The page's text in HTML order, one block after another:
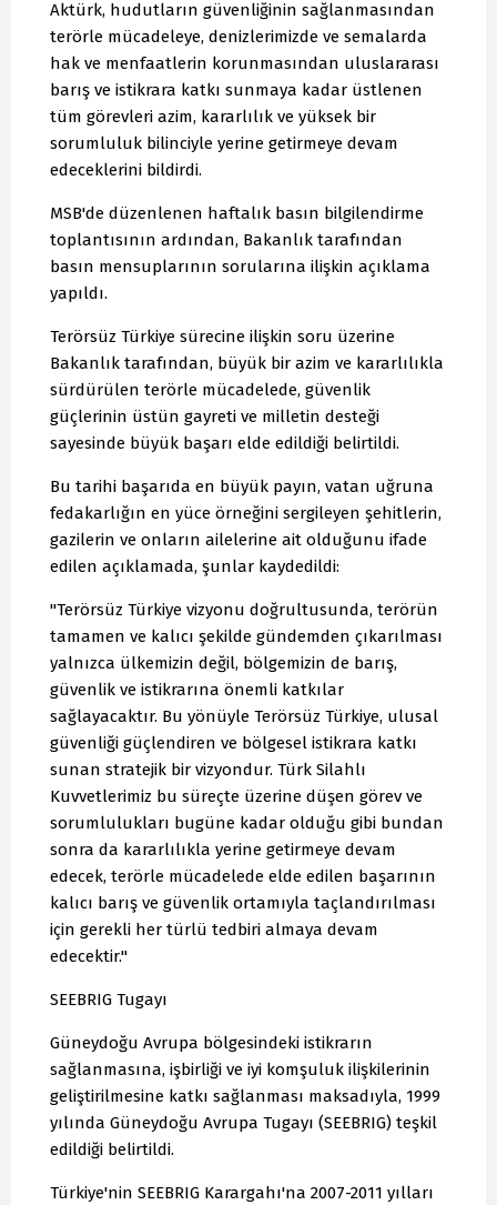
Aktürk, hudutların güvenliğinin sağlanmasından
terörle mücadeleye, denizlerimizde ve semalarda
hak ve menfaatlerin korunmasından uluslararası
barış ve istikrara katkı sunmaya kadar üstlenen
tüm görevleri azim, kararlılık ve yüksek bir
sorumluluk bilinciyle yerine getirmeye devam
edeceklerini bildirdi.
MSB'de düzenlenen haftalık basın bilgilendirme
toplantısının ardından, Bakanlık tarafından
basın mensuplarının sorularına ilişkin açıklama
yapıldı.
Terörsüz Türkiye sürecine ilişkin soru üzerine
Bakanlık tarafından, büyük bir azim ve kararlılıkla
sürdürülen terörle mücadelede, güvenlik
güçlerinin üstün gayreti ve milletin desteği
sayesinde büyük başarı elde edildiği belirtildi.
Bu tarihi başarıda en büyük payın, vatan uğruna
fedakarlığın en yüce örneğini sergileyen şehitlerin,
gazilerin ve onların ailelerine ait olduğunu ifade
edilen açıklamada, şunlar kaydedildi:
"Terörsüz Türkiye vizyonu doğrultusunda, terörün
tamamen ve kalıcı şekilde gündemden çıkarılması
yalnızca ülkemizin değil, bölgemizin de barış,
güvenlik ve istikrarına önemli katkılar
sağlayacaktır. Bu yönüyle Terörsüz Türkiye, ulusal
güvenliği güçlendiren ve bölgesel istikrara katkı
sunan stratejik bir vizyondur. Türk Silahlı
Kuvvetlerimiz bu süreçte üzerine düşen görev ve
sorumlulukları bugüne kadar olduğu gibi bundan
sonra da kararlılıkla yerine getirmeye devam
edecek, terörle mücadelede elde edilen başarının
kalıcı barış ve güvenlik ortamıyla taçlandırılması
için gerekli her türlü tedbiri almaya devam
edecektir."
SEEBRIG Tugayı
Güneydoğu Avrupa bölgesindeki istikrarın
sağlanmasına, işbirliği ve iyi komşuluk ilişkilerinin
geliştirilmesine katkı sağlanması maksadıyla, 1999
yılında Güneydoğu Avrupa Tugayı (SEEBRIG) teşkil
edildiği belirtildi.
Türkiye'nin SEEBRIG Karargahı'na 2007-2011 yılları